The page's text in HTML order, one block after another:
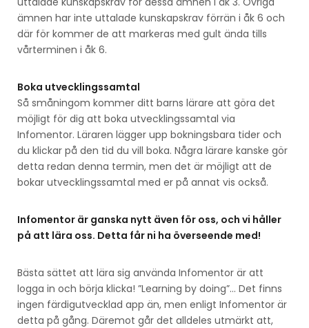
ämnen har inte uttalade kunskapskrav förrän i åk 6 och
där för kommer de att markeras med gult ända tills
vårterminen i åk 6.
Boka utvecklingssamtal
Så småningom kommer ditt barns lärare att göra det
möjligt för dig att boka utvecklingssamtal via
Infomentor. Läraren lägger upp bokningsbara tider och
du klickar på den tid du vill boka. Några lärare kanske gör
detta redan denna termin, men det är möjligt att de
bokar utvecklingssamtal med er på annat vis också.
Infomentor är ganska nytt även för oss, och vi håller
på att lära oss. Detta får ni ha överseende med!
Bästa sättet att lära sig använda Infomentor är att
logga in och börja klicka! ”Learning by doing”… Det finns
ingen färdigutvecklad app än, men enligt Infomentor är
detta på gång. Däremot går det alldeles utmärkt att,